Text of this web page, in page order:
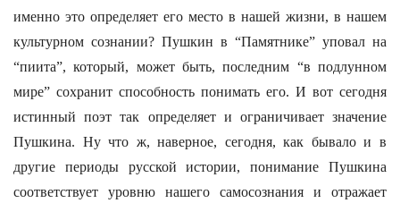
именно это определяет его место в нашей жизни, в нашем
культурном сознании? Пушкин в “Памятнике” уповал на
“пиита”, который, может быть, последним “в подлунном
мире” сохранит способность понимать его. И вот сегодня
истинный поэт так определяет и ограничивает значение
Пушкина. Ну что ж, наверное, сегодня, как бывало и в
другие периоды русской истории, понимание Пушкина
соответствует уровню нашего самосознания и отражает